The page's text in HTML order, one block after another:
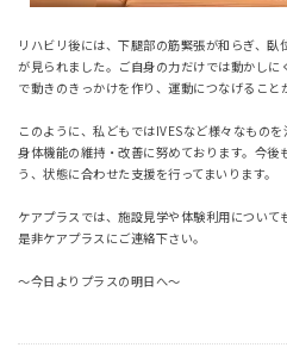
リハビリ後には、下腿部の筋緊張が和らぎ、
が見られました。ご自身の力だけでは動かしに
で動きのきっかけを作り、運動につなげること
このように、私どもではIVESなど様々なもの
身体機能の維持・改善に努めております。今後
う、状態に合わせた支援を行ってまいります。
ケアプラスでは、施設見学や体験利用について
是非ケアプラスにご連絡下さい。
～今日よりプラスの明日へ～